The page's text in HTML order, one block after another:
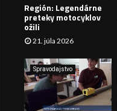
Región: Legendárne
preteky motocyklov
ožili
21. júla 2026
Spravodajstvo